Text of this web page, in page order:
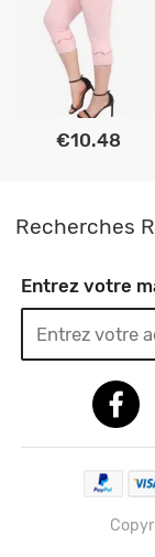
€10.48
Recherches
Entrez votre